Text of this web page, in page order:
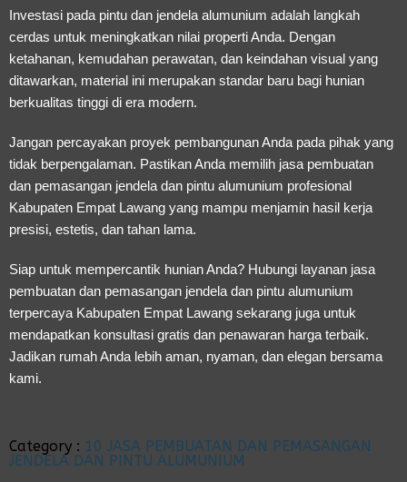
Investasi pada pintu dan jendela alumunium adalah langkah
cerdas untuk meningkatkan nilai properti Anda. Dengan
ketahanan, kemudahan perawatan, dan keindahan visual yang
ditawarkan, material ini merupakan standar baru bagi hunian
berkualitas tinggi di era modern.
Jangan percayakan proyek pembangunan Anda pada pihak yang
tidak berpengalaman. Pastikan Anda memilih jasa pembuatan
dan pemasangan jendela dan pintu alumunium profesional
Kabupaten Empat Lawang yang mampu menjamin hasil kerja
presisi, estetis, dan tahan lama.
Siap untuk mempercantik hunian Anda? Hubungi layanan jasa
pembuatan dan pemasangan jendela dan pintu alumunium
terpercaya Kabupaten Empat Lawang sekarang juga untuk
mendapatkan konsultasi gratis dan penawaran harga terbaik.
Jadikan rumah Anda lebih aman, nyaman, dan elegan bersama
kami.
Category : 10 JASA PEMBUATAN DAN PEMASANGAN
JENDELA DAN PINTU ALUMUNIUM